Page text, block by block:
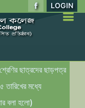
LOGIN
ছাত্রদের ছাড়পত্র
মধ্যে
বলা হলো)